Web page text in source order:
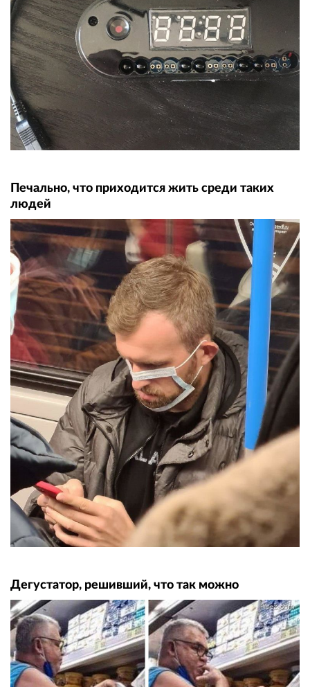
Печально, что приходится жить среди таких
людей
Дегустатор, решивший, что так можно